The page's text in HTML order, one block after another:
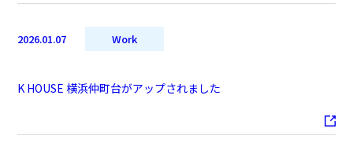
2026.01.07 Work
K HOUSE 横浜仲町台がアップされました